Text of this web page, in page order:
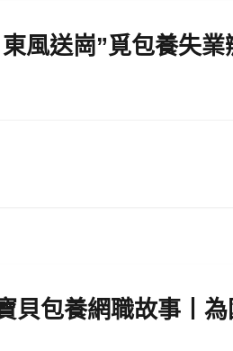
風送崗”覓包養失業
貝包養網職故事丨